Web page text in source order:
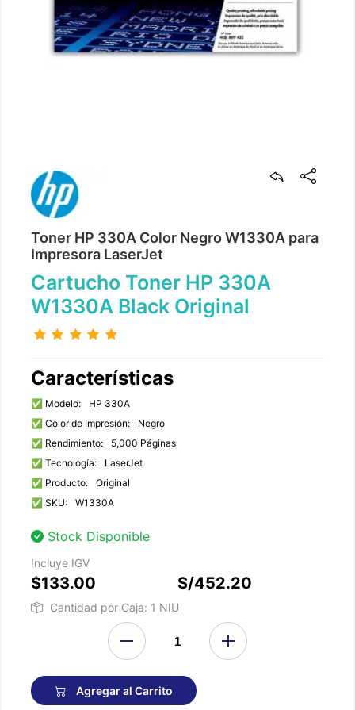
Toner HP 330A Color Negro W1330A para
Impresora LaserJet
Cartucho Toner HP 330A
W1330A Black Original
Características
✅ Modelo:
HP 330A
✅ Color de Impresión:
Negro
✅ Rendimiento:
5,000 Páginas
✅ Tecnología:
LaserJet
✅ Producto:
Original
✅ SKU:
W1330A
Stock Disponible
Incluye IGV
$133.00 S/452.20
Cantidad por Caja: 1 NIU
Agregar al Carrito